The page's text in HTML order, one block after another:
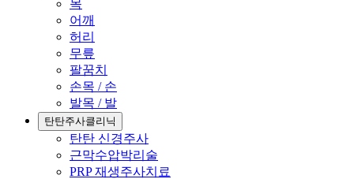
목
어깨
허리
무릎
팔꿈치
손목 / 손
발목 / 발
탄탄주사클리닉
탄탄 신경주사
근막수압박리술
PRP 재생주사치료